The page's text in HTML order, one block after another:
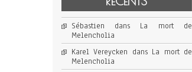
Sébastien dans La mort de
Melencholia
Karel Vereycken dans La mort de
Melencholia